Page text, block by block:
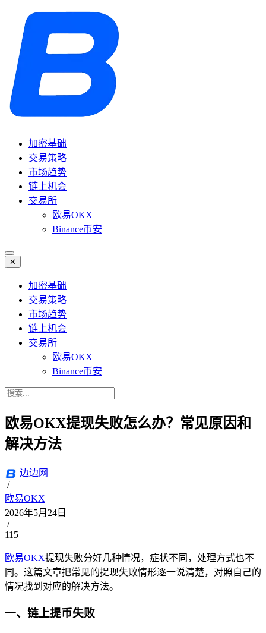
加密基础
交易策略
市场趋势
链上机会
交易所
欧易OKX
Binance币安
✕
加密基础
交易策略
市场趋势
链上机会
交易所
欧易OKX
Binance币安
欧易OKX提现失败怎么办？常见原因和
解决方法
边边网
/
欧易OKX
2026年5月24日
/
115
欧易OKX提现失败分好几种情况，症状不同，处理方式也不
同。这篇文章把常见的提现失败情形逐一说清楚，对照自己的
情况找到对应的解决方法。
一、链上提币失败